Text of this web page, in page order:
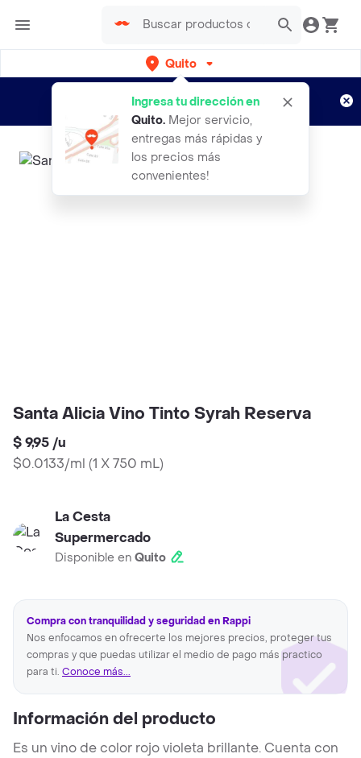
Quito
Ingresa tu dirección en
Quito. Mejor servicio,
entregas más rápidas y
los precios más
convenientes!
envíos gratis por semanas
Aplican TyC
Santa Alicia Vino Tinto Syrah Reserva
$ 9,95 /u
$0.0133/ml (1 X 750 mL)
La Cesta
Supermercado
Disponible en Quito
Compra con tranquilidad y seguridad en Rappi
Nos enfocamos en ofrecerte los mejores precios, proteger tus
compras y que puedas utilizar el medio de pago más practico
para ti. Conoce más...
Información del producto
Es un vino de color rojo violeta brillante. Cuenta con